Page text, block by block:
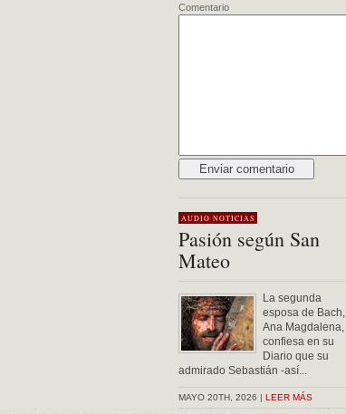
Comentario
AUDIO NOTICIAS
Pasión según San
Mateo
La segunda
esposa de Bach,
Ana Magdalena,
confiesa en su
Diario que su
admirado Sebastián -así...
MAYO 20TH, 2026 | LEER MÁS